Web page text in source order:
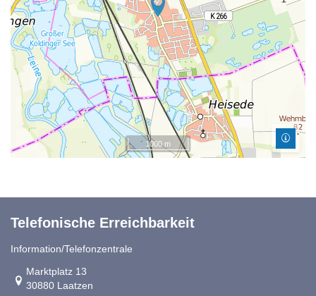
1000 m
Telefonische Erreichbarkeit
Information/Telefonzentrale
Link zur Google-Maps Navigation
Marktplatz 13
30880 Laatzen